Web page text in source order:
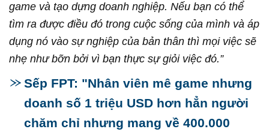
game và tạo dựng doanh nghiệp. Nếu bạn có thể
tìm ra được điều đó trong cuộc sống của mình và áp
dụng nó vào sự nghiệp của bản thân thì mọi việc sẽ
nhẹ như bỡn bởi vì bạn thực sự giỏi việc đó.”
Sếp FPT: "Nhân viên mê game nhưng
doanh số 1 triệu USD hơn hẳn người
chăm chỉ nhưng mang về 400.000